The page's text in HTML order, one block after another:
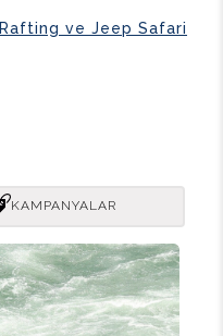
Rafting ve Jeep Safari
KAMPANYALAR